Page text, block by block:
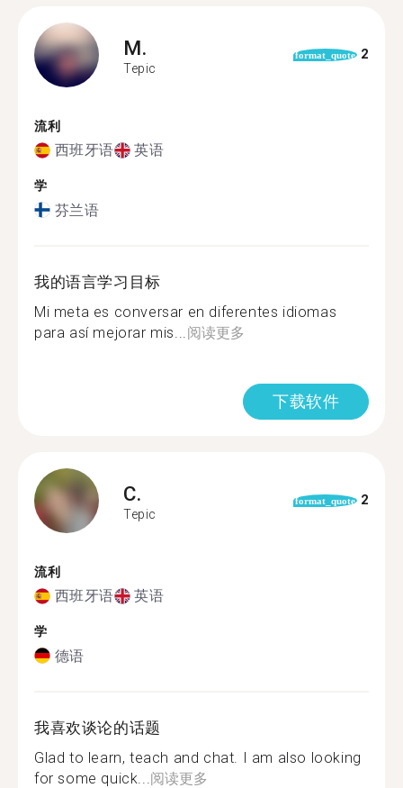
M.
Tepic
format_quote 2
流利
西班牙语 英语
学
芬兰语
我的语言学习目标
Mi meta es conversar en diferentes idiomas
para así mejorar mis... 阅读更多
下载软件
C.
Tepic
format_quote 2
流利
西班牙语 英语
学
德语
我喜欢谈论的话题
Glad to learn, teach and chat. I am also looking
for some quick... 阅读更多